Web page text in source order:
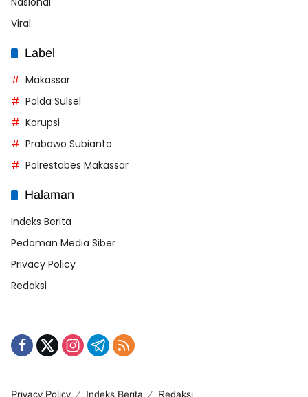
Viral
Label
Makassar
Polda Sulsel
Korupsi
Prabowo Subianto
Polrestabes Makassar
Halaman
Indeks Berita
Pedoman Media Siber
Privacy Policy
Redaksi
Privacy Policy Indeks Berita Redaksi